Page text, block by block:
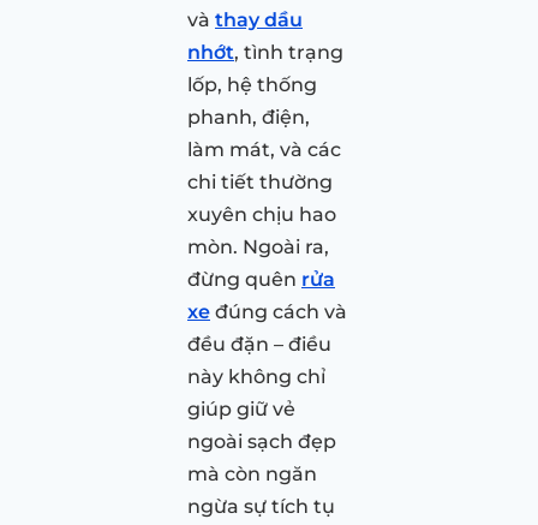
và thay dầu
nhớt, tình trạng
lốp, hệ thống
phanh, điện,
làm mát, và các
chi tiết thường
xuyên chịu hao
mòn. Ngoài ra,
đừng quên rửa
xe đúng cách và
đều đặn – điều
này không chỉ
giúp giữ vẻ
ngoài sạch đẹp
mà còn ngăn
ngừa sự tích tụ